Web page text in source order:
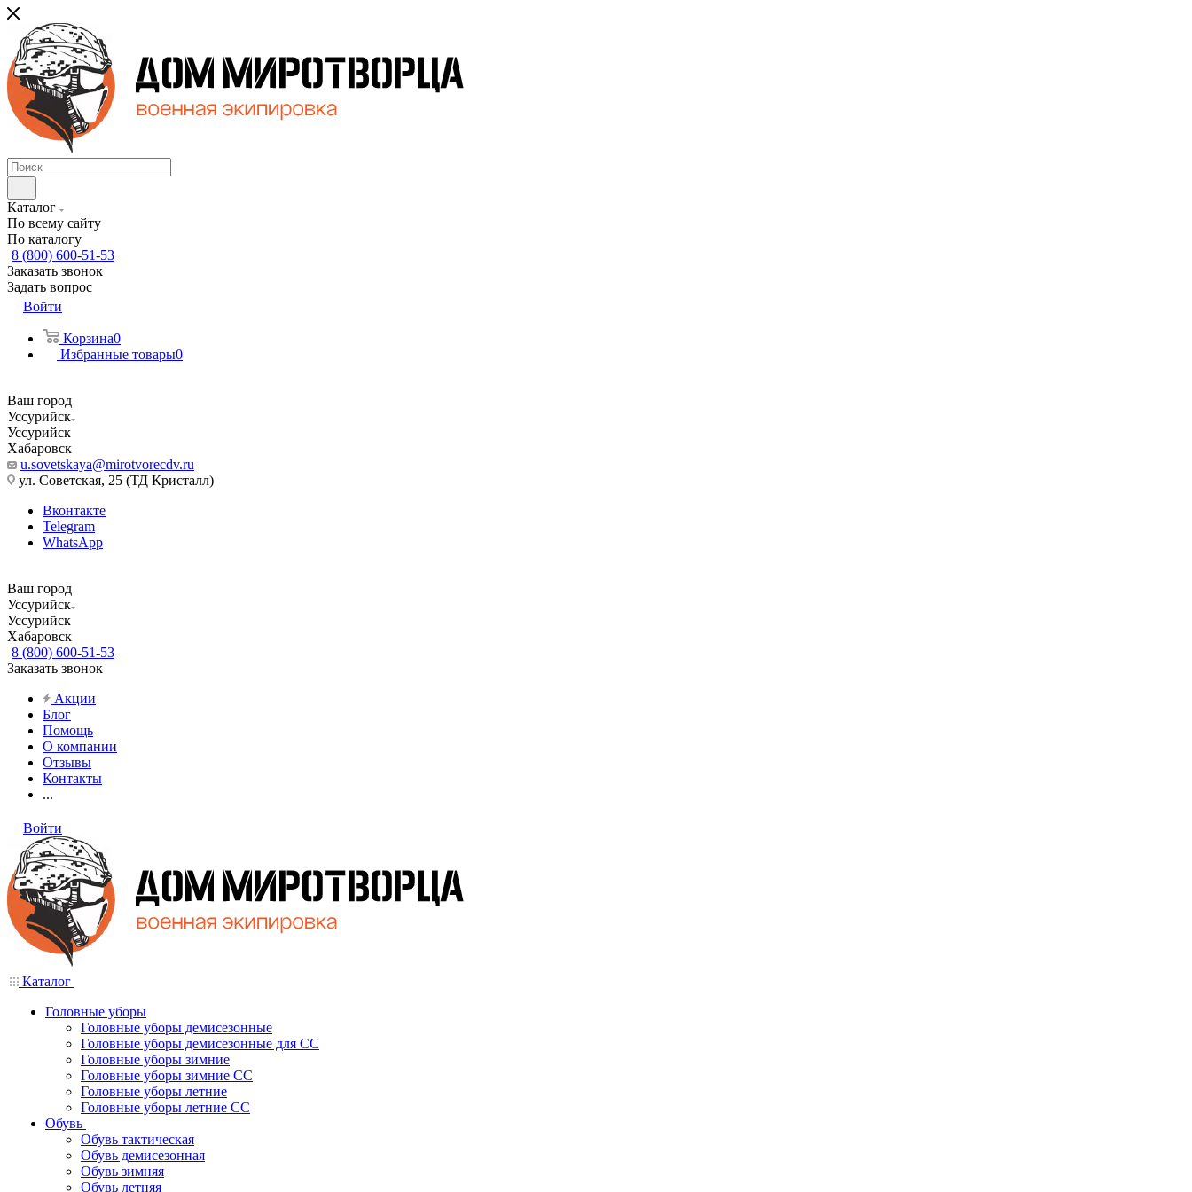
Каталог
По всему сайту
По каталогу
8 (800) 600-51-53
Заказать звонок
Задать вопрос
Войти
Корзина0
Избранные товары0
Ваш город
Уссурийск
Уссурийск
Хабаровск
u.sovetskaya@mirotvorecdv.ru
ул. Советская, 25 (ТД Кристалл)
Вконтакте
Telegram
WhatsApp
Ваш город
Уссурийск
Уссурийск
Хабаровск
8 (800) 600-51-53
Заказать звонок
Акции
Блог
Помощь
О компании
Отзывы
Контакты
...
Войти
Каталог
Головные уборы
Головные уборы демисезонные
Головные уборы демисезонные для СС
Головные уборы зимние
Головные уборы зимние СС
Головные уборы летние
Головные уборы летние СС
Обувь
Обувь тактическая
Обувь демисезонная
Обувь зимняя
Обувь летняя